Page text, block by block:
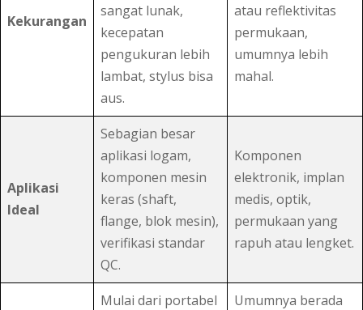
Kekurangan
sangat lunak,
kecepatan
pengukuran lebih
lambat, stylus bisa
aus.
atau reflektivitas
permukaan,
umumnya lebih
mahal.
Aplikasi
Ideal
Sebagian besar
aplikasi logam,
komponen mesin
keras (shaft,
flange, blok mesin),
verifikasi standar
QC.
Komponen
elektronik, implan
medis, optik,
permukaan yang
rapuh atau lengket.
Mulai dari portabel
Umumnya berada